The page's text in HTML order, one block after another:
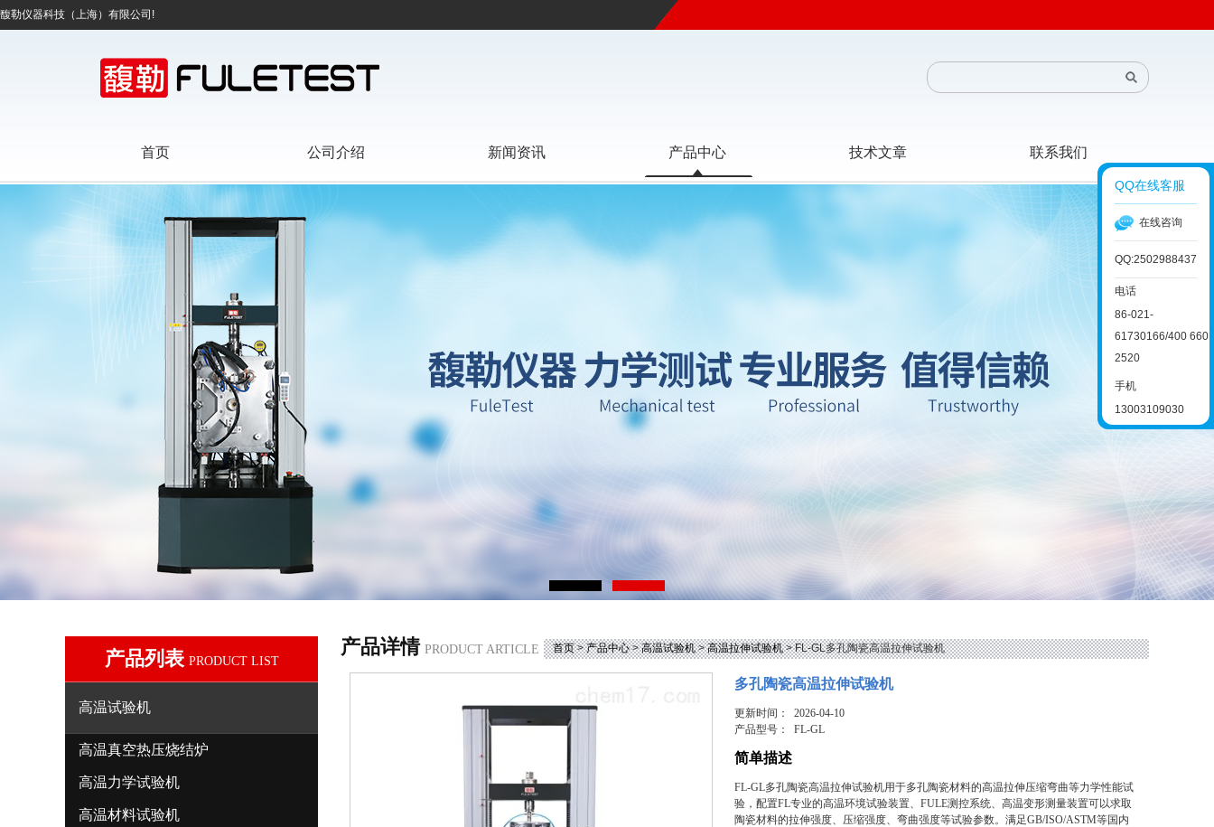
馥勒仪器科技（上海）有限公司!
首页 公司介绍 新闻资讯 产品中心 技术文章 联系我们
产品列表 PRODUCT LIST
高温试验机
高温真空热压烧结炉
高温力学试验机
高温材料试验机
产品详情 PRODUCT ARTICLE 首页>产品中心>高温试验机>高温拉伸试验机> FL-GL多孔陶瓷高温拉伸试验机
多孔陶瓷高温拉伸试验机
更新时间： 2026-04-10
产品型号：FL-GL
简单描述
FL-GL多孔陶瓷高温拉伸试验机用于多孔陶瓷材料的高温拉伸压缩弯曲等力学性能试
验，配置FL专业的高温环境试验装置、FULE测控系统、高温变形测量装置可以求取
陶瓷材料的拉伸强度、压缩强度、弯曲强度等试验参数。满足GB/ISO/ASTM等国内
QQ在线客服
在线咨询
QQ:2502988437
电话
86-021-
61730166/400 660
2520
手机
13003109030